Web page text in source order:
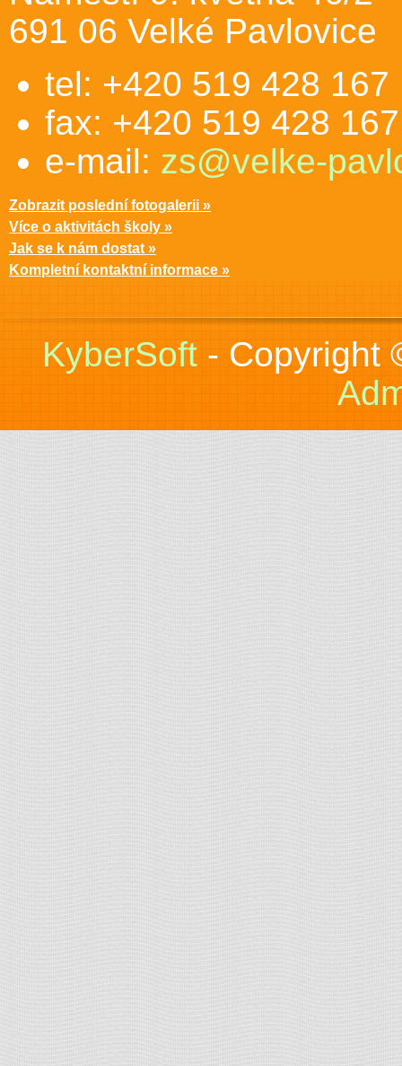
691 06 Velké Pavlovice
tel: +420 519 428 167
fax: +420 519 428 167
e-mail: zs@velke-
Zobrazit poslední fotogalerii »
Více o aktivitách školy »
Jak se k nám dostat »
Kompletní kontaktní informace »
KyberSoft- Copyright